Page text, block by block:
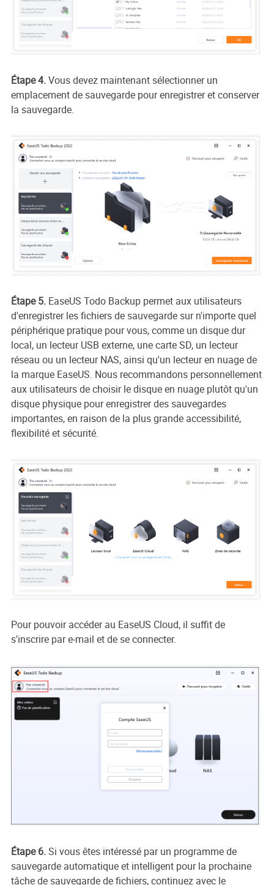
Étape 4.Vous devez maintenant sélectionner un
emplacement de sauvegarde pour enregistrer et conserver
la sauvegarde.
Étape 5.EaseUS Todo Backup permet aux utilisateurs
d'enregistrer les fichiers de sauvegarde sur n'importe quel
périphérique pratique pour vous, comme un disque dur
local, un lecteur USB externe, une carte SD, un lecteur
réseau ou un lecteur NAS, ainsi qu'un lecteur en nuage de
la marque EaseUS. Nous recommandons personnellement
aux utilisateurs de choisir le disque en nuage plutôt qu'un
disque physique pour enregistrer des sauvegardes
importantes, en raison de la plus grande accessibilité,
flexibilité et sécurité.
Pour pouvoir accéder au EaseUS Cloud, il suffit de
s'inscrire par e-mail et de se connecter.
Étape 6.Si vous êtes intéressé par un programme de
sauvegarde automatique et intelligent pour la prochaine
tâche de sauvegarde de fichiers, continuez avec le